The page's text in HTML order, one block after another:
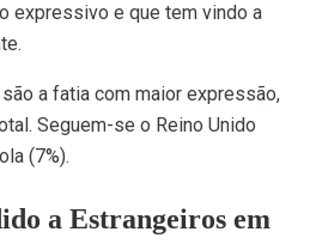
expressivo e que tem vindo a
a fatia com maior expressão,
Seguem-se o Reino Unido
(7%).